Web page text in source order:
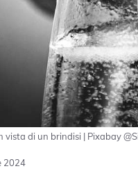
vista di un brindisi | Pixabay
2024